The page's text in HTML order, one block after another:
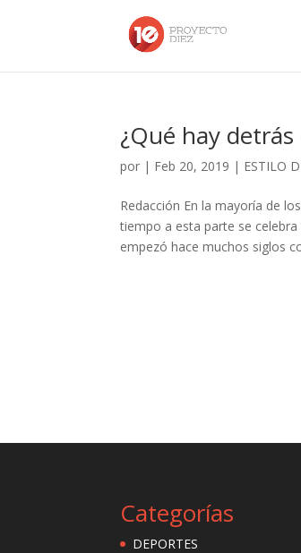
¿Qué hay
por | Feb 20, 2019 | ESTILO
Redacción En la mayoría de
tiempo a esta parte se
empezó hace muchos siglos
Categorías
DEPORTES